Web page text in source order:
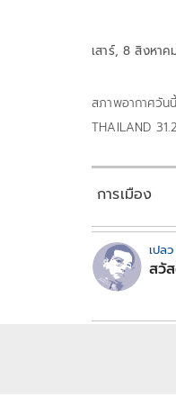
เสาร์, 8 สิงหา
สภาพอากาศวันนี้
THAILAND
การเมือง
เปล
สวั